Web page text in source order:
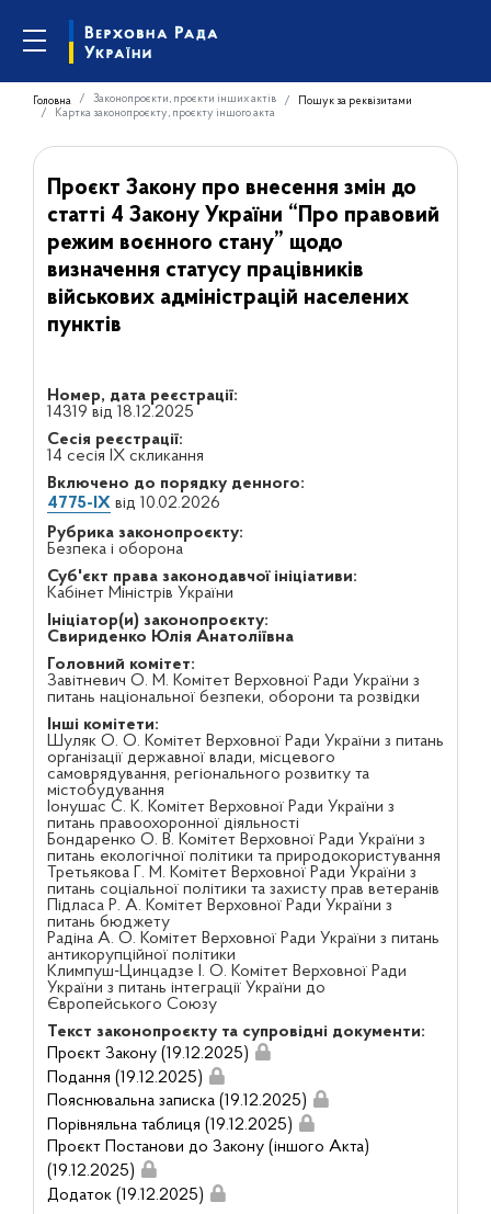
Головна Законопроєкти, проєкти інших актів
Пошук за реквізитами
Картка законопроєкту, проєкту іншого акта
Проєкт Закону про внесення змін до
статті 4 Закону України “Про правовий
режим воєнного стану” щодо
визначення статусу працівників
військових адміністрацій населених
пунктів
Номер, дата реєстрації:
14319 від 18.12.2025
Сесія реєстрації:
14 сесія IX скликання
Включено до порядку денного:
4775-IXвід 10.02.2026
Рубрика законопроєкту:
Безпека і оборона
Суб'єкт права законодавчої ініціативи:
Кабінет Міністрів України
Ініціатор(и) законопроєкту:
Свириденко Юлія Анатоліївна
Головний комітет:
Завітневич О. М. Комітет Верховної Ради України з
питань національної безпеки, оборони та розвідки
Інші комітети:
Шуляк О. О. Комітет Верховної Ради України з питань
організації державної влади, місцевого
самоврядування, регіонального розвитку та
містобудування
Іонушас С. К. Комітет Верховної Ради України з
питань правоохоронної діяльності
Бондаренко О. В. Комітет Верховної Ради України з
питань екологічної політики та природокористування
Третьякова Г. М. Комітет Верховної Ради України з
питань соціальної політики та захисту прав ветеранів
Підласа Р. А. Комітет Верховної Ради України з
питань бюджету
Радіна А. О. Комітет Верховної Ради України з питань
антикорупційної політики
Климпуш-Цинцадзе І. О. Комітет Верховної Ради
України з питань інтеграції України до
Європейського Союзу
Текст законопроєкту та супровідні документи:
Проєкт Закону (19.12.2025)
Подання (19.12.2025)
Пояснювальна записка (19.12.2025)
Порівняльна таблиця (19.12.2025)
Проєкт Постанови до Закону (іншого Акта)
(19.12.2025)
Додаток (19.12.2025)